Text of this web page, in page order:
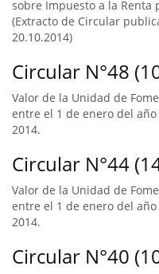
sobre Impuesto a la Renta
(Extracto de Circular
20.10.2014)
Circular N°48
Valor de la Unidad de
entre el 1 de enero del
2014.
Circular N°44
Valor de la Unidad de
entre el 1 de enero del
2014.
Circular N°40